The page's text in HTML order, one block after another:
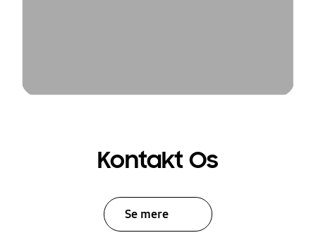
Kontakt Os
Se mere